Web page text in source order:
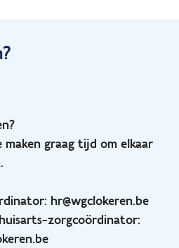
graag tijd om elkaar
hr@wgclokeren.be
zorgcoördinator: